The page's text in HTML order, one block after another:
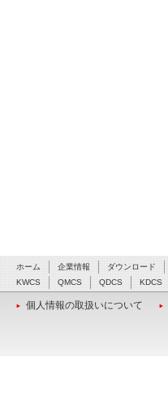
ホーム 企業情報 ダウンロード
KWCS
QMCS QDCS KDCS
個人情報の取扱いについて